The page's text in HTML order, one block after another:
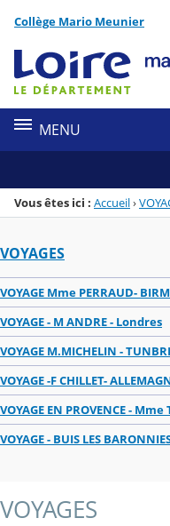
Menu de la rubrique
Contenu
Collège Mario Meunier
MENU
Vous êtes ici : Accueil›
VOYAGES
VOYAGE Mme PERRAUD-
VOYAGE - M ANDRE - Londres
VOYAGE M.MICHELIN -
VOYAGE -F CHILLET-
VOYAGE EN PROVENCE - Mme
VOYAGE - BUIS LES
VOYAGES